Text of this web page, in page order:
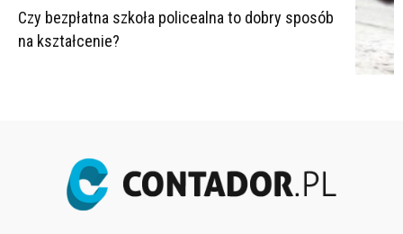
Czy bezpłatna szkoła policealna to dobry sposób
na kształcenie?